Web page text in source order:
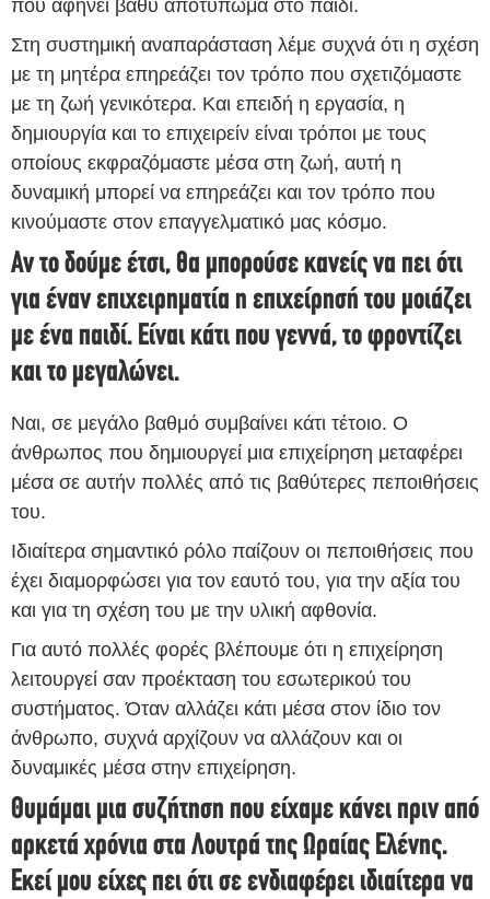
που αφήνει βαθύ αποτύπωμα στο παιδί.
Στη συστημική αναπαράσταση λέμε συχνά ότι η σχέση
με τη μητέρα επηρεάζει τον τρόπο που σχετιζόμαστε
με τη ζωή γενικότερα. Και επειδή η εργασία, η
δημιουργία και το επιχειρείν είναι τρόποι με τους
οποίους εκφραζόμαστε μέσα στη ζωή, αυτή η
δυναμική μπορεί να επηρεάζει και τον τρόπο που
κινούμαστε στον επαγγελματικό μας κόσμο.
Αν το δούμε έτσι, θα μπορούσε κανείς να πει ότι
για έναν επιχειρηματία η επιχείρησή του μοιάζει
με ένα παιδί. Είναι κάτι που γεννά, το φροντίζει
και το μεγαλώνει.
Ναι, σε μεγάλο βαθμό συμβαίνει κάτι τέτοιο. Ο
άνθρωπος που δημιουργεί μια επιχείρηση μεταφέρει
μέσα σε αυτήν πολλές από τις βαθύτερες πεποιθήσεις
του.
Ιδιαίτερα σημαντικό ρόλο παίζουν οι πεποιθήσεις που
έχει διαμορφώσει για τον εαυτό του, για την αξία του
και για τη σχέση του με την υλική αφθονία.
Για αυτό πολλές φορές βλέπουμε ότι η επιχείρηση
λειτουργεί σαν προέκταση του εσωτερικού του
συστήματος. Όταν αλλάζει κάτι μέσα στον ίδιο τον
άνθρωπο, συχνά αρχίζουν να αλλάζουν και οι
δυναμικές μέσα στην επιχείρηση.
Θυμάμαι μια συζήτηση που είχαμε κάνει πριν από
αρκετά χρόνια στα Λουτρά της Ωραίας Ελένης.
Εκεί μου είχες πει ότι σε ενδιαφέρει ιδιαίτερα να